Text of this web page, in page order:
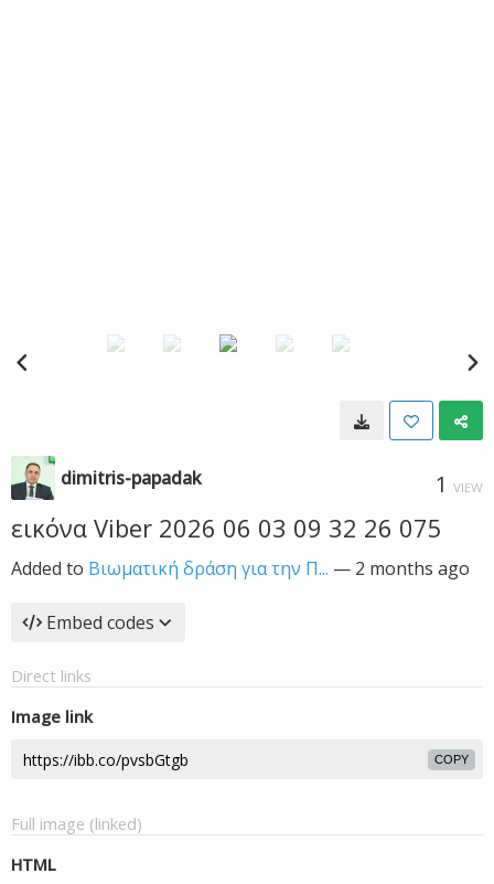
dimitris-papadak 1 VIEW
εικόνα Viber 2026 06 03 09 32 26 075
Added to Βιωματική δράση για την Π... — 2 months ago
Embed codes
Direct links
Image link
COPY
Full image (linked)
HTML